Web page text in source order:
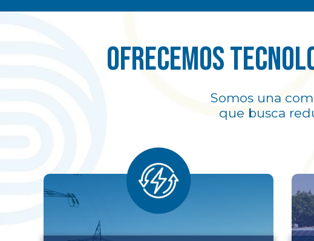
Ofrecemos
Somos una
que busca